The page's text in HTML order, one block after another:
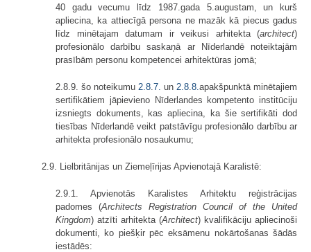
40 gadu vecumu līdz 1987.gada 5.augustam, un kurš
apliecina, ka attiecīgā persona ne mazāk kā piecus gadus
līdz minētajam datumam ir veikusi arhitekta (architect)
profesionālo darbību saskaņā ar Nīderlandē noteiktajām
prasībām personu kompetencei arhitektūras jomā;
2.8.9. šo noteikumu 2.8 7. un 2.8 8. apakš­punktā minētajiem
sertifikātiem jāpievieno Nīderlandes kompetento institūciju
izsniegts dokuments, kas apliecina, ka šie sertifikāti dod
tiesības Nīderlandē veikt patstāvīgu profesionālo darbību ar
arhitekta profesionālo nosaukumu;
2.9. Lielbritānijas un Ziemeļīrijas Apvienotajā Karalistē:
2.9.1. Apvienotās Karalistes Arhitektu reģistrācijas
padomes (Architects Registration Council of the United
Kingdom) atzīti arhitekta (Architect) kvalifikāciju apliecinoši
dokumenti, ko piešķir pēc eksāmenu nokārtošanas šādās
iestādēs: